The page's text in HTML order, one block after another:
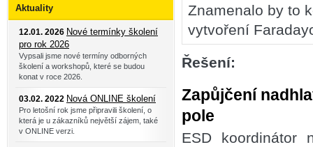
Znamenalo by to
vytvoření
Řešení:
Zapůjčení
pole
ESD koordinátor
Aktuality
12.01. 2026 Nové termínky školení
pro rok 2026
Vypsali jsme nové termíny odborných
školení a workshopů, které se budou
konat v roce 2026.
03.02. 2022 Nová ONLINE školení
Pro letošní rok jsme připravili školení, o
která je u zákazníků největší zájem, také
v ONLINE verzi.